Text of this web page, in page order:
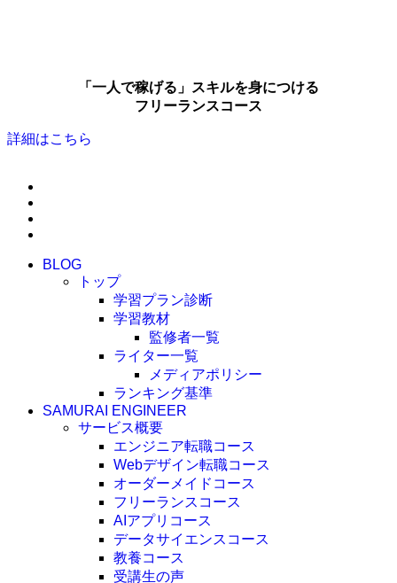
「一人で稼げる」スキルを身につける
フリーランスコース
詳細はこちら
BLOG
トップ
学習プラン診断
学習教材
監修者一覧
ライター一覧
メディアポリシー
ランキング基準
SAMURAI ENGINEER
サービス概要
エンジニア転職コース
Webデザイン転職コース
オーダーメイドコース
フリーランスコース
AIアプリコース
データサイエンスコース
教養コース
受講生の声